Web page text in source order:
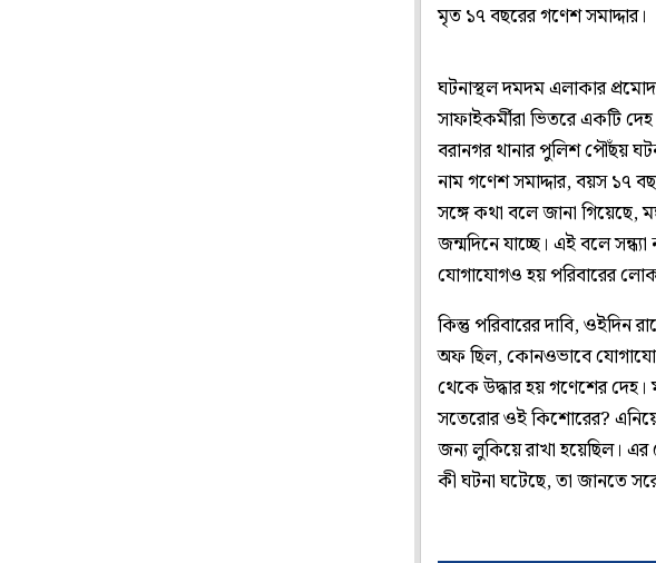
মৃত ১৭ বছরের গণেশ সমাদ্দার।
ঘটনাস্থল দমদম এলাকার
সাফাইকর্মীরা ভিতরে একটি
বরানগর থানার পুলিশ পৌঁছয়
নাম গণেশ সমাদ্দার, বয়স ১৭
সঙ্গে কথা বলে জানা গিয়েছে,
জন্মদিনে যাচ্ছে। এই বলে
যোগাযোগও হয় পরিবারের
কিন্তু পরিবারের দাবি,
অফ ছিল, কোনওভাবে যোগাযোগ
থেকে উদ্ধার হয় গণেশের
সতেরোর ওই কিশোরের?
জন্য লুকিয়ে রাখা হয়েছিল। এর
কী ঘটনা ঘটেছে, তা জানতে